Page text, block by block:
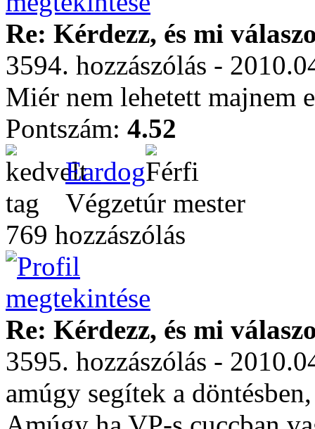
Re: Kérdezz, és mi
3594. hozzászólás -
Miér nem lehetett majnem
Pontszám: 4.52
Eardog
Végzetúr mester
769 hozzászólás
Re: Kérdezz, és mi
3595. hozzászólás -
amúgy segítek a